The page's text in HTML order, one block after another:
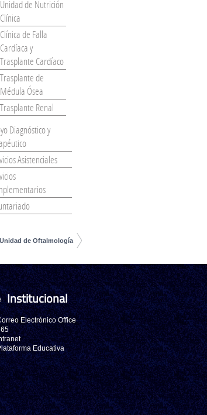
Unidad de Nutrición
Clínica
Clínica de Falla
Cardíaca y
Trasplante Cardíaco
Trasplante de
Médula Ósea
Trasplante Renal
Diagnóstico y
Asistenciales
Unidad de Oftalmología
Institucional
Electrónico Office
Educativa